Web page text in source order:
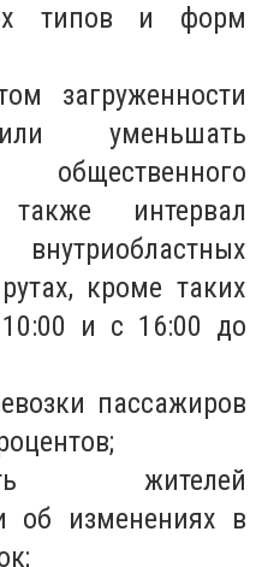
типов и форм
загруженности
уменьшать
интервал
кроме таких
и с 16:00 до
пассажиров
жителей
об изменениях в